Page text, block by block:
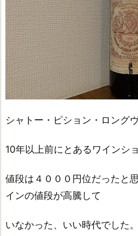
シャトー・ピション・ロング
10年以上前にとあるワインシ
値段は４０００円位だったと
インの値段が高騰して
いなかった、いい時代でした。